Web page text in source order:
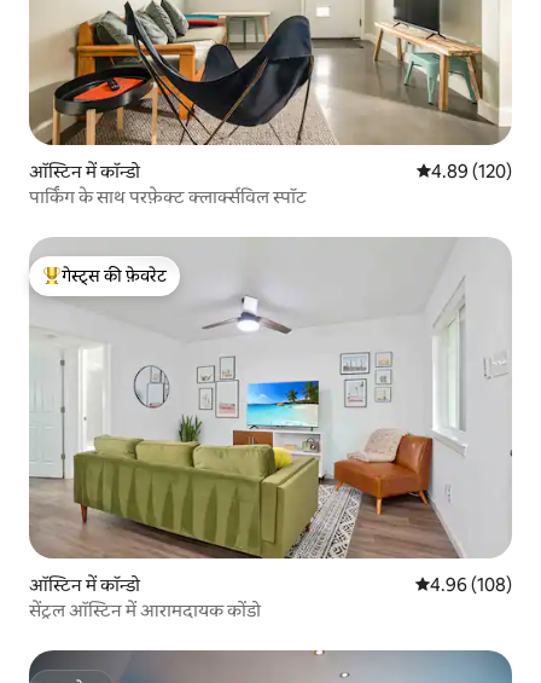
ऑस्टिन में कॉन्डो औसत रेटिंग 5 में से
4.89 (120)
पार्किंग के साथ परफ़ेक्ट क्लार्क्सविल स्पॉट
गेस्ट्स का टॉप फ़ेवरेट
गेस्ट्स की फ़ेवरेट
ऑस्टिन में कॉन्डो औसत रेटिंग 5 में से
4.96 (108)
सेंट्रल ऑस्टिन में आरामदायक कोंडो